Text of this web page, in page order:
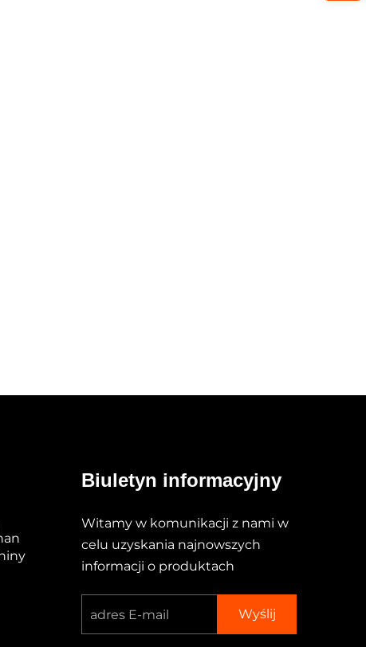
Biuletyn informacyjny
Witamy w komunikacji z nami w
celu uzyskania najnowszych
informacji o produktach
Wyślij